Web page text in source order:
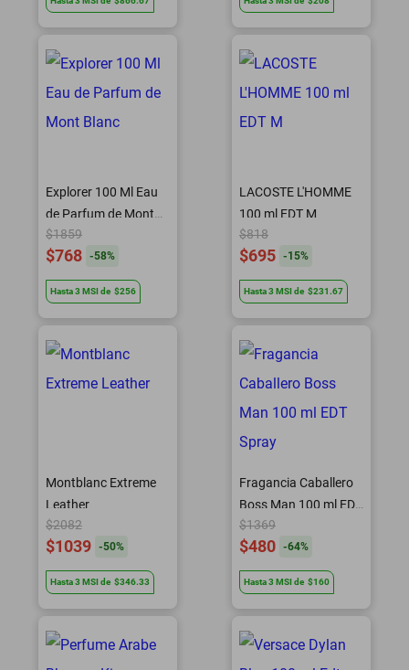
Explorer 100 Ml Eau
de Parfum de Mont
Blanc
$1859
$768 -58%
Hasta3 MSIde $256
LACOSTE L'HOMME
100 ml EDT M
$818
$695 -15%
Hasta3 MSIde $231.67
Montblanc Extreme
Leather
$2082
$1039 -50%
Hasta3 MSIde $346.33
Fragancia Caballero
Boss Man 100 ml EDT
Spray
$1369
$480 -64%
Hasta3 MSIde $160